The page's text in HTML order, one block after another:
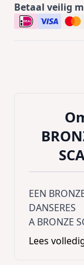
Betaal veilig
EEN
DANSERES
A BRONZE
Lees